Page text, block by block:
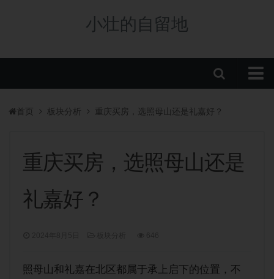
小壮的自留地
房贷政策
重庆楼盘
首页 板块分析 重庆买房，选照母山还是礼嘉好？
重庆买房，选照母山还是
礼嘉好？
照母山和礼嘉在北区都属于承上启下的位置，不